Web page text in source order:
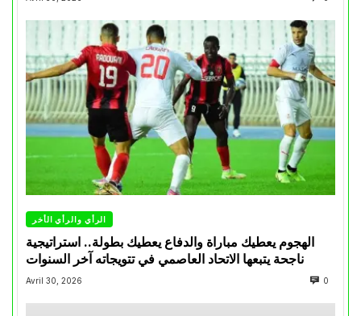
الرأي والرأي الأخر
الهجوم يعطيك مباراة والدفاع يعطيك بطولة.. استراتيجية
ناجحة يتبعها الاتحاد العاصمي في تتويجاته آخر السنوات
Avril 30, 2026 0